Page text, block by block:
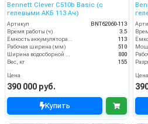
Bennett Clever C510b Basic (с
гелевыми АКБ 113 Ач)
Артикул
BNT62060-113
Время работы (ч)
3.5
113
Рабочая ширина (мм)
510
800
Вес, кг
155
Цена
390 000 руб.
Купить
Цена